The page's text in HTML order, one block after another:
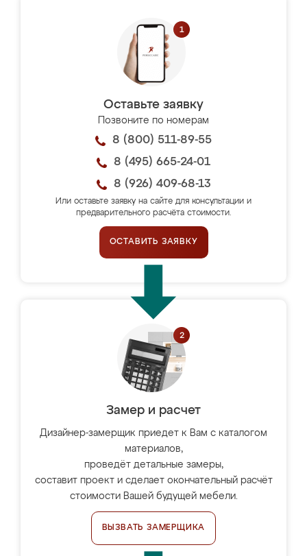
Оставьте заявку
Позвоните по номерам
8 (800) 511-89-55
8 (495) 665-24-01
8 (926) 409-68-13
Или оставьте заявку на сайте для консультации и
предварительного расчёта стоимости.
ОСТАВИТЬ ЗАЯВКУ
Замер и расчет
Дизайнер-замерщик приедет к Вам с каталогом
материалов,
проведёт детальные замеры,
составит проект и сделает окончательный расчёт
стоимости Вашей будущей мебели.
ВЫЗВАТЬ ЗАМЕРЩИКА